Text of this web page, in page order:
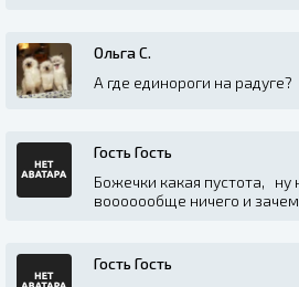
Ольга С.
А где единороги на радуге?
Гость Гость
Божечки какая пустота, ну
вооооообще ничего и
Гость Гость